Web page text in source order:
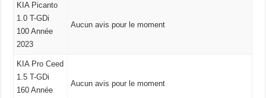
KIA Picanto
1.0 T-GDi
100 Année
2023
Aucun avis pour le moment
KIA Pro Ceed
1.5 T-GDi
160 Année
Aucun avis pour le moment